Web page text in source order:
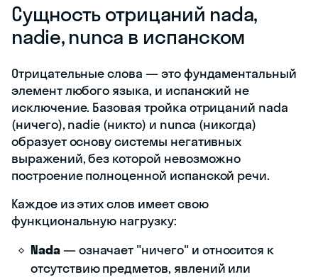
Сущность отрицаний nada,
nadie, nunca в испанском
Отрицательные слова — это фундаментальный
элемент любого языка, и испанский не
исключение. Базовая тройка отрицаний nada
(ничего), nadie (никто) и nunca (никогда)
образует основу системы негативных
выражений, без которой невозможно
построение полноценной испанской речи.
Каждое из этих слов имеет свою
функциональную нагрузку:
Nada— означает "ничего" и относится к
отсутствию предметов, явлений или